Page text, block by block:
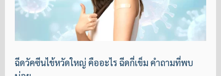
ฉีดวัคซีนไข้หวัดใหญ่ คืออะไร ฉีดกี่เข็ม คำถามที่พบ